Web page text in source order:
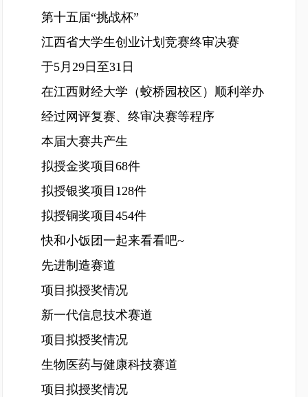
第十五届“挑战杯”
江西省大学生创业计划竞赛终审决赛
于5月29日至31日
在江西财经大学（蛟桥园校区）顺利举办
经过网评复赛、终审决赛等程序
本届大赛共产生
拟授金奖项目68件
拟授银奖项目128件
拟授铜奖项目454件
快和小饭团一起来看看吧~
先进制造赛道
项目拟授奖情况
新一代信息技术赛道
项目拟授奖情况
生物医药与健康科技赛道
项目拟授奖情况